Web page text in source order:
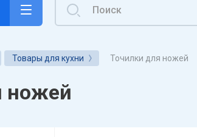
Товары для кухни Точилки для ножей
ножей